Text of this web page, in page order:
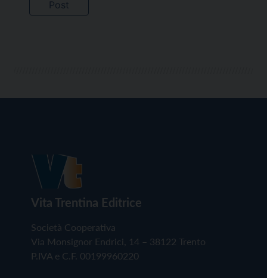
Vita Trentina Editrice
Società Cooperativa
Via Monsignor Endrici, 14 – 38122 Trento
P.IVA e C.F. 00199960220